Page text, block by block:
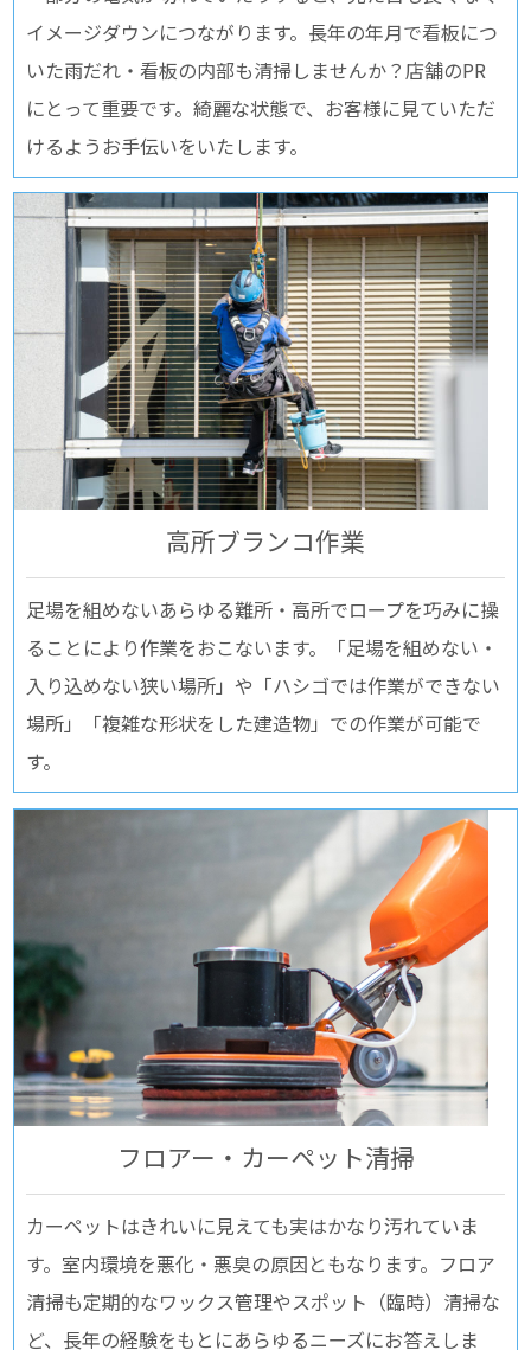
イメージダウンにつながります。長年の年月で看板につ
いた雨だれ・看板の内部も清掃しませんか？店舗のPR
にとって重要です。綺麗な状態で、お客様に見ていただ
けるようお手伝いをいたします。
⾼所ブランコ作業
足場を組めないあらゆる難所・高所でロープを巧みに操
ることにより作業をおこないます。「足場を組めない・
入り込めない狭い場所」や「ハシゴでは作業ができない
場所」「複雑な形状をした建造物」での作業が可能で
す。
フロアー・カーペット清掃
カーペットはきれいに見えても実はかなり汚れていま
す。室内環境を悪化・悪臭の原因ともなります。フロア
清掃も定期的なワックス管理やスポット（臨時）清掃な
ど、長年の経験をもとにあらゆるニーズにお答えしま